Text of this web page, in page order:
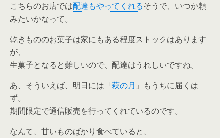
こちらのお店では配達もやってくれるそうで、いつか頼
みたいかなって。
乾きもののお菓子は家にもある程度ストックはあります
が、
生菓子となると難しいので、配達はうれしいですね。
あ、そういえば、明日には「萩の月 」もうちに届くは
ず。
期間限定で通信販売を行ってくれているのです。
なんて、甘いものばかり食べていると、